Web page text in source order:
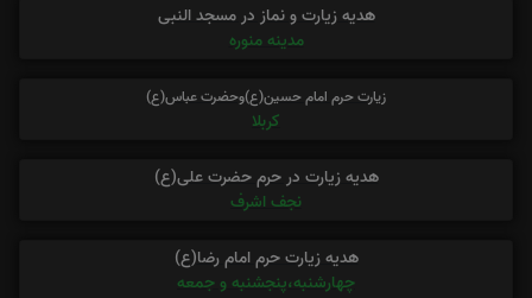
هدیه زیارت و نماز در مسجد النبی
مدینه منوره
زیارت حرم امام حسین(ع)وحضرت عباس(ع)
کربلا
هدیه زیارت در حرم حضرت علی(ع)
نجف اشرف
هدیه زیارت حرم امام رضا(ع)
چهارشنبه،پنجشنبه و جمعه